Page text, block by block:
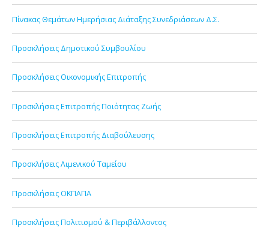
Πίνακας Θεμάτων Ημερήσιας Διάταξης Συνεδριάσεων Δ.Σ.
Προσκλήσεις Δημοτικού Συμβουλίου
Προσκλήσεις Οικονομικής Επιτροπής
Προσκλήσεις Επιτροπής Ποιότητας Ζωής
Προσκλήσεις Επιτροπής Διαβούλευσης
Προσκλήσεις Λιμενικού Ταμείου
Προσκλήσεις ΟΚΠΑΠΑ
Προσκλήσεις Πολιτισμού & Περιβάλλοντος